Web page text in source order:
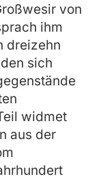
von
ihm
dreizehn
sich
widmet
aus der